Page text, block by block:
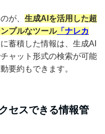
が、 生成AIを活用した超
プルなツール「ナレカ
蓄積した情報は、生成AI
ャット形式の検索が可能
要約もできます。
セスできる情報管